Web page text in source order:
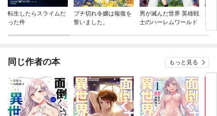
転生したらスライムだ
った件
ブチ切れ令嬢は報復を
誓いました。
男が滅んだ世界 英雄戦
士のハーレムワールド
追
は
る
同じ作者の本 もっと見る